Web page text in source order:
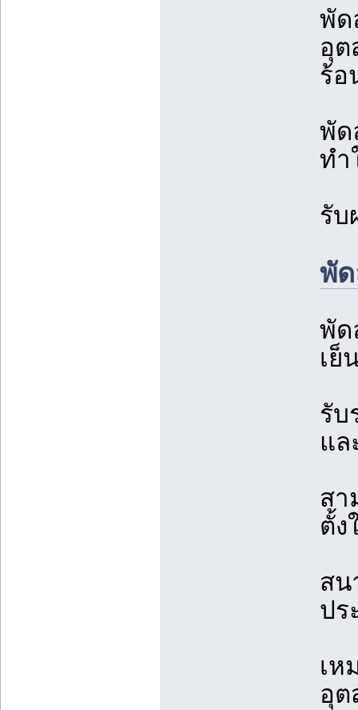
พัด
อุต
ร้อ
พัด
ทำ
รับ
พั
พัด
เย็
รับ
แล
สา
ตั้ง
สน
ปร
เห
อุต